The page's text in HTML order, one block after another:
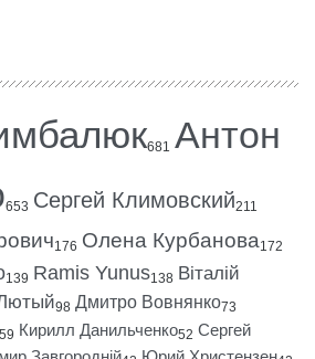
681 Антон
653 Сергей Климовский211
176 Олена Курбанова172
139 Ramis Yunus138 Віталій
98 Дмитро Вовнянко73
59 Кирилл Данильченко52 Сергей